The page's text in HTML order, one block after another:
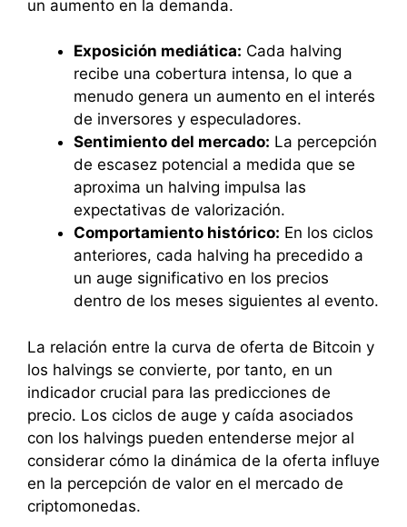
un aumento en la demanda.
Exposición mediática: Cada halving
recibe una cobertura intensa, lo que a
menudo genera un aumento en el interés
de inversores y especuladores.
Sentimiento del mercado: La percepción
de escasez potencial a medida que se
aproxima un halving impulsa las
expectativas de valorización.
Comportamiento histórico: En los ciclos
anteriores, cada halving ha precedido a
un auge significativo en los precios
dentro de los meses siguientes al evento.
La relación entre la curva de oferta de Bitcoin y
los halvings se convierte, por tanto, en un
indicador crucial para las predicciones de
precio. Los ciclos de auge y caída asociados
con los halvings pueden entenderse mejor al
considerar cómo la dinámica de la oferta influye
en la percepción de valor en el mercado de
criptomonedas.